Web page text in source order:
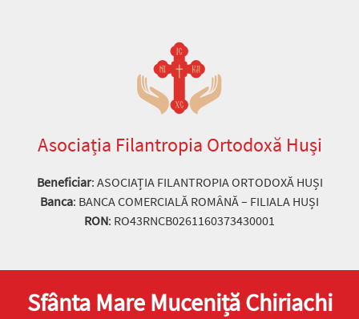
Asociația Filantropia Ortodoxă Huși
Beneficiar: ASOCIAȚIA FILANTROPIA ORTODOXĂ HUȘI
Banca: BANCA COMERCIALĂ ROMÂNĂ – FILIALA HUȘI
RON: RO43RNCB0261160373430001
Sfânta Mare Muceniță Chiriachi